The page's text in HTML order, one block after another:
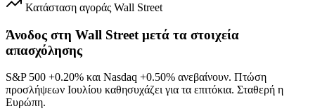
Κατάσταση αγοράς Wall Street
Άνοδος στη Wall Street μετά τα στοιχεία
απασχόλησης
S&P 500 +0.20% και Nasdaq +0.50% ανεβαίνουν. Πτώση
προσλήψεων Ιουλίου καθησυχάζει για τα επιτόκια. Σταθερή η
Ευρώπη.